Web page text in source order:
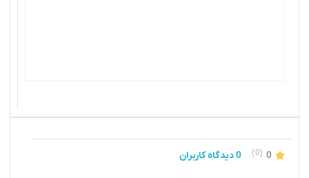
0
(0) 0 دیدگاه کاربران